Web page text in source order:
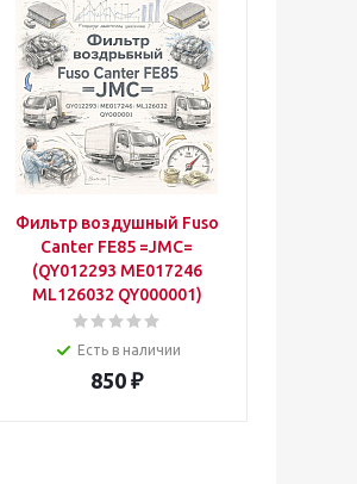
Фильтр воздушный Fuso
Canter FE85 =JMC=
(QY012293 ME017246
ML126032 QY000001)
Есть в наличии
850 ₽